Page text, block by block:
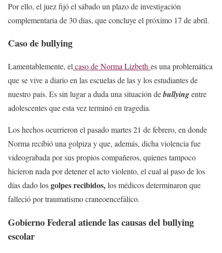
Por ello, el juez fijó el sábado un plazo de investigación
complementaria de 30 días, que concluye el próximo 17 de abril.
Caso de bullying
Lamentablemente, el caso de Norma Lizbeth es una problemática
que se vive a diario en las escuelas de las y los estudiantes de
nuestro país. Es sin lugar a duda una situación debullyingentre
adolescentes que esta vez terminó en tragedia.
Los hechos ocurrieron el pasado martes 21 de febrero, en donde
Norma recibió una golpiza y que, además, dicha violencia fue
videograbada por sus propios compañeros, quienes tampoco
hicieron nada por detener el acto violento, el cual al paso de los
días dado losgolpes recibidos,los médicos determinaron que
falleció por traumatismo craneoencefálico.
Gobierno Federal atiende las causas del bullying
escolar